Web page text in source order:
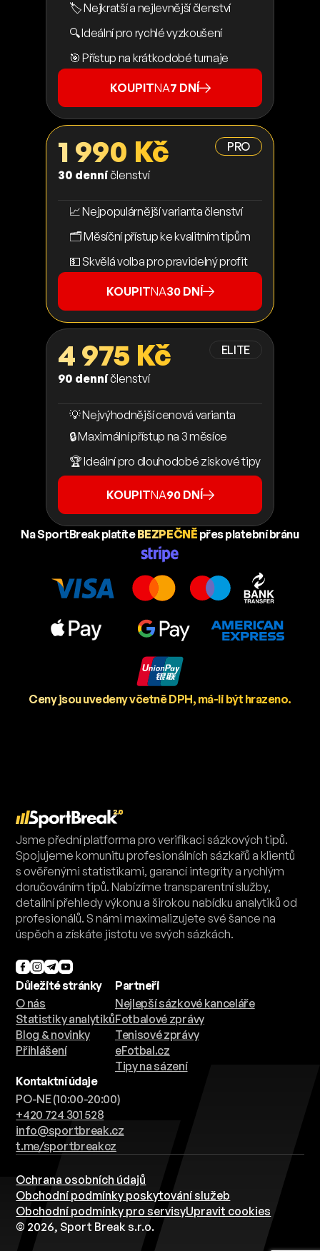
🏷️ Nejkratší a nejlevnější členství
🔍 Ideální pro rychlé vyzkoušení
🎯 Přístup na krátkodobé turnaje
KOUPITNA7 DNÍ
PRO
1 990 Kč
30 denníčlenství
📈 Nejpopulárnější varianta členství
🗂️ Měsíční přístup ke kvalitním tipům
💵 Skvělá volba pro pravidelný profit
KOUPITNA30 DNÍ
ELITE
4 975 Kč
90 denníčlenství
💡 Nejvýhodnější cenová varianta
🔒 Maximální přístup na 3 měsíce
🏆 Ideální pro dlouhodobé ziskové tipy
KOUPITNA90 DNÍ
Na SportBreak platíteBEZPEČNĚ přes platební bránu
Ceny jsou uvedeny včetně DPH, má-li být hrazeno.
Jsme přední platforma pro verifikaci sázkových tipů.
Spojujeme komunitu profesionálních sázkařů a klientů
s ověřenými statistikami, garancí integrity a rychlým
doručováním tipů. Nabízíme transparentní služby,
detailní přehledy výkonu a širokou nabídku analytiků od
profesionálů. S námi maximalizujete své šance na
úspěch a získáte jistotu ve svých sázkách.
Důležité stránky
O nás
Statistiky analytiků
Blog & novinky
Přihlášení
Partneři
Nejlepší sázkové kanceláře
Fotbalové zprávy
Tenisové zprávy
eFotbal.cz
Tipy na sázení
Kontaktní údaje
PO-NE (10:00-20:00)
+420 724 301 528
info@sportbreak.cz
t.me/sportbreakcz
Ochrana osobních údajů
Obchodní podmínky poskytování služeb
Obchodní podmínky pro servisyUpravit cookies
© 2026, Sport Break s.r.o.